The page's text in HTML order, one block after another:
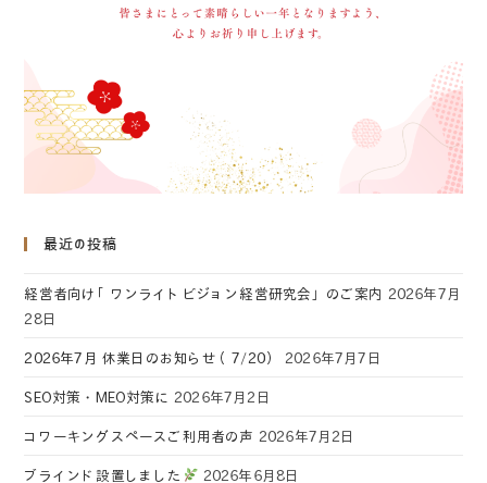
最近の投稿
経営者向け「ワンライトビジョン経営研究会」のご案内
2026年7月
28日
2026年7月 休業日のお知らせ（7/20） 2026年7月7日
SEO対策・MEO対策に 2026年7月2日
コワーキングスペースご利用者の声 2026年7月2日
ブラインド設置しました 2026年6月8日